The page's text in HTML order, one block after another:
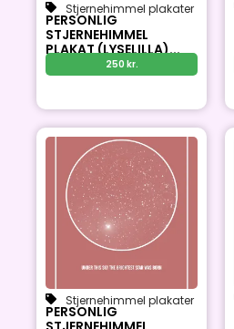
Stjernehimmel plakater
PERSONLIG
STJERNEHIMMEL
PLAKAT (LYSELILLA)...
250 kr.
Stjernehimmel plakater
PERSONLIG